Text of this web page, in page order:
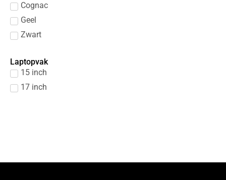
Cognac
Geel
Zwart
Laptopvak
15 inch
17 inch